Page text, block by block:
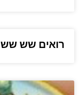
רואים שש שש